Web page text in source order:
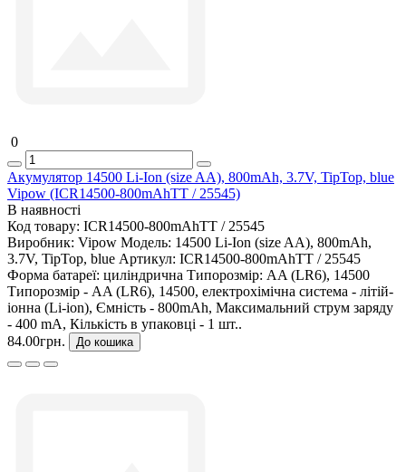
0
Акумулятор 14500 Li-Ion (size AA), 800mAh, 3.7V, TipTop, blue
Vipow (ICR14500-800mAhTT / 25545)
В наявності
Код товару: ICR14500-800mAhTT / 25545
Виробник: Vipow Модель: 14500 Li-Ion (size AA), 800mAh,
3.7V, TipTop, blue Артикул: ICR14500-800mAhTT / 25545
Форма батареї: циліндрична Типорозмір: AA (LR6), 14500
Типорозмір - AA (LR6), 14500, електрохімічна система - літій-
іонна (Li-ion), Ємність - 800mAh, Максимальний струм заряду
- 400 mA, Кількість в упаковці - 1 шт..
84.00грн.
До кошика